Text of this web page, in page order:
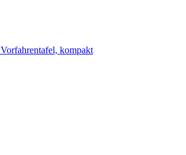
Vorfahrentafel, kompakt